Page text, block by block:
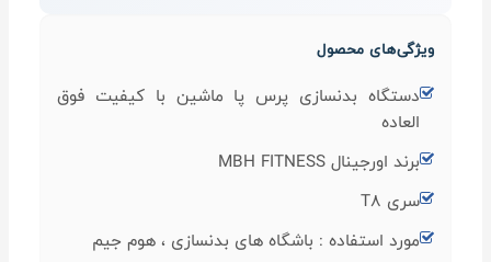
ویژگی‌های محصول
دستگاه بدنسازی پرس پا ماشین با کیفیت فوق
العاده
برند اورجینال MBH FITNESS
سری T8
مورد استفاده : باشگاه های بدنسازی ، هوم جیم